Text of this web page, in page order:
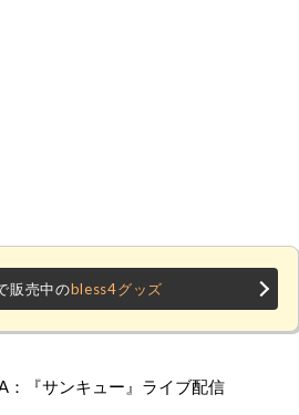
販売中のbless4グッズ
：『サンキュー』ライブ配信